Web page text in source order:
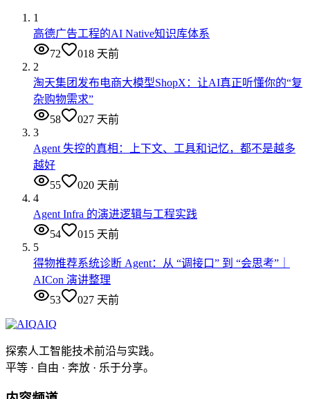
1
高德广告工程的AI Native知识库体系
72
018 天前
2
淘天集团发布电商大模型ShopX：让AI真正听懂你的“复
杂购物需求”
58
027 天前
3
Agent 失控的真相：上下文、工具和记忆，都不是越多
越好
55
020 天前
4
Agent Infra 的演进逻辑与工程实践
54
015 天前
5
得物推荐系统诊断 Agent：从 “调接口” 到 “会思考”｜
AICon 演讲整理
53
027 天前
AIQ
探索人工智能技术前沿与实践。
平等 · 自由 · 奔放 · 乐于分享。